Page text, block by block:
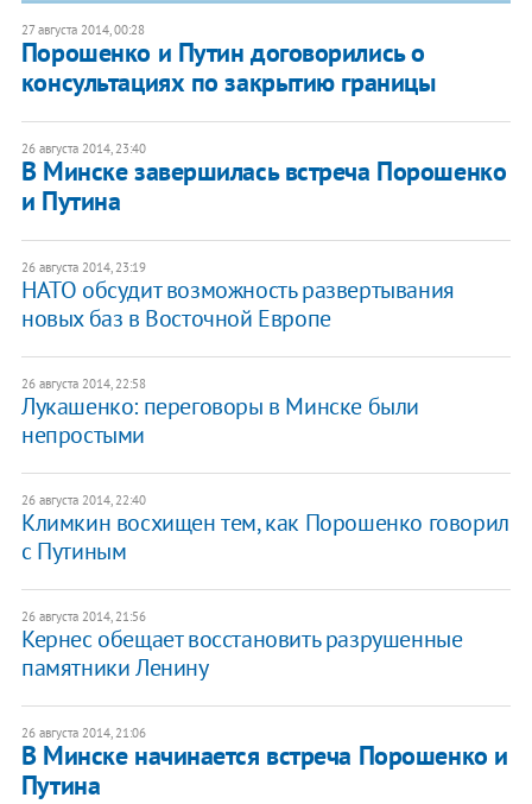
27 августа 2014, 00:28
Порошенко и Путин договорились о
консультациях по закрытию границы
26 августа 2014, 23:40
В Минске завершилась встреча Порошенко
и Путина
26 августа 2014, 23:19
НАТО обсудит возможность развертывания
новых баз в Восточной Европе
26 августа 2014, 22:58
Лукашенко: переговоры в Минске были
непростыми
26 августа 2014, 22:40
Климкин восхищен тем, как Порошенко говорил
с Путиным
26 августа 2014, 21:56
Кернес обещает восстановить разрушенные
памятники Ленину
26 августа 2014, 21:06
В Минске начинается встреча Порошенко и
Путина